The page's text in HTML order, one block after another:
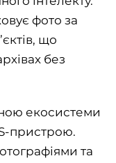
фото за
що
без
екосистеми
пристрою.
та